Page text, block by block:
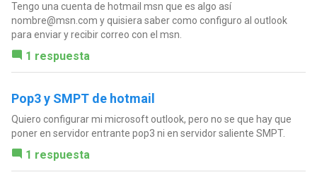
Tengo una cuenta de hotmail msn que es algo así
nombre@msn.com y quisiera saber como configuro al outlook
para enviar y recibir correo con el msn.
1 respuesta
Pop3 y SMPT de hotmail
Quiero configurar mi microsoft outlook, pero no se que hay que
poner en servidor entrante pop3 ni en servidor saliente SMPT.
1 respuesta